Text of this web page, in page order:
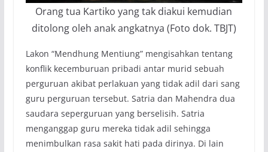
Orang tua Kartiko yang tak diakui kemudian
ditolong oleh anak angkatnya (Foto dok. TBJT)
Lakon “Mendhung Mentiung” mengisahkan tentang
konflik kecemburuan pribadi antar murid sebuah
perguruan akibat perlakuan yang tidak adil dari sang
guru perguruan tersebut. Satria dan Mahendra dua
saudara seperguruan yang berselisih. Satria
menganggap guru mereka tidak adil sehingga
menimbulkan rasa sakit hati pada dirinya. Di lain